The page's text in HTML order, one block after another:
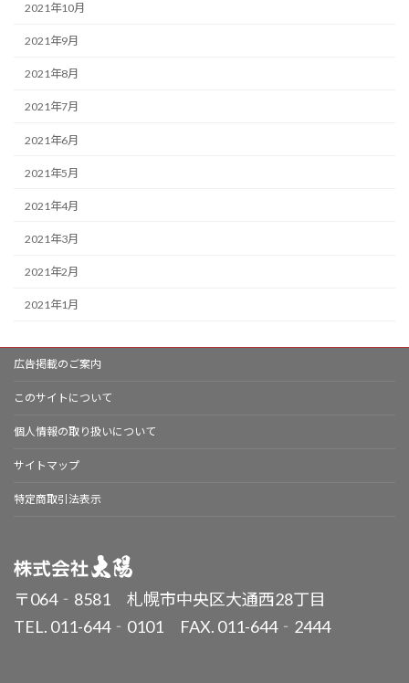
2021年10月
2021年9月
2021年8月
2021年7月
2021年6月
2021年5月
2021年4月
2021年3月
2021年2月
2021年1月
広告掲載のご案内
このサイトについて
個人情報の取り扱いについて
サイトマップ
特定商取引法表示
〒064‐8581 札幌市中央区大通西28丁目
TEL. 011-644‐0101 FAX. 011-644‐2444